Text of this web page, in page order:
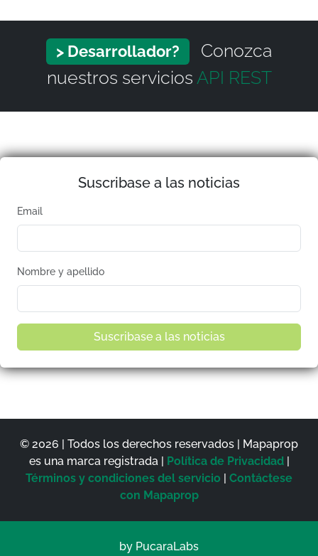
> Desarrollador?
Conozca
nuestros servicios API REST
Suscribase a las noticias
Email
Nombre y apellido
Suscribase a las noticias
© 2026 | Todos los derechos reservados | Mapaprop
es una marca registrada | Política de Privacidad|
Términos y condiciones del servicio | Contáctese
con Mapaprop
by PucaraLabs